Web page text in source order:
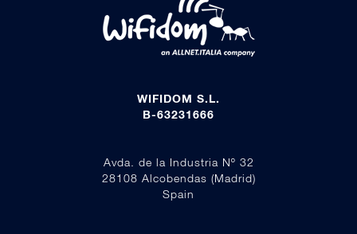
WIFIDOM S.L.
B-63231666
Avda. de la Industria Nº 32
28108 Alcobendas (Madrid)
Spain